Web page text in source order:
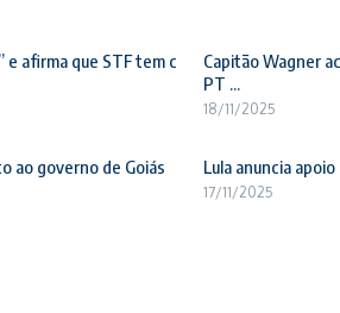
afirma que STF tem c
Capitão Wagner
PT ...
18/11/2025
ao governo de Goiás
Lula anuncia
17/11/2025